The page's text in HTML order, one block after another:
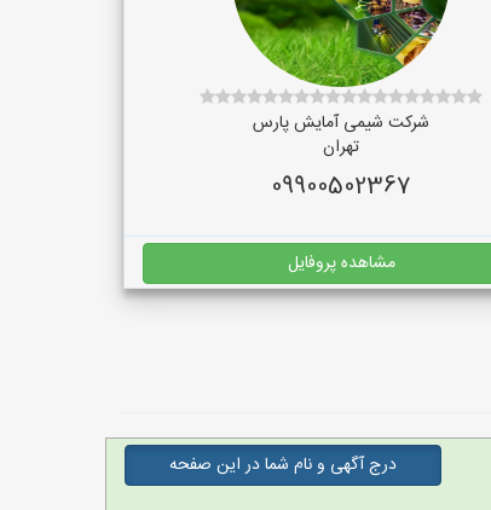
شرکت شیمی آمایش پارس
تهران
09900502367
مشاهده پروفایل
درج آگهی و نام شما در این صفحه